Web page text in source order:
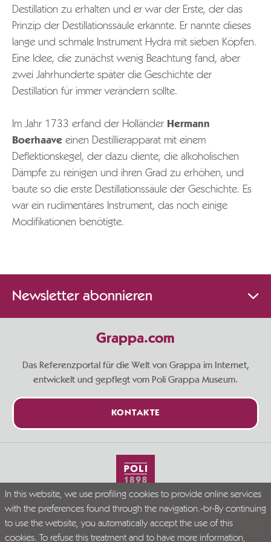
Destillation zu erhalten und er war der Erste, der das
Prinzip der Destillationssäule erkannte. Er nannte dieses
lange und schmale Instrument Hydra mit sieben Köpfen.
Eine Idee, die zunächst wenig Beachtung fand, aber
zwei Jahrhunderte später die Geschichte der
Destillation für immer verändern sollte.
Im Jahr 1733 erfand der Holländer Hermann
Boerhaave einen Destillierapparat mit einem
Deflektionskegel, der dazu diente, die alkoholischen
Dämpfe zu reinigen und ihren Grad zu erhöhen, und
baute so die erste Destillationssäule der Geschichte. Es
war ein rudimentäres Instrument, das noch einige
Modifikationen benötigte.
Newsletter abonnieren
Grappa.com
Das Referenzportal für die Welt von Grappa im Internet,
entwickelt und gepflegt vom Poli Grappa Museum.
KONTAKTE
Live Grappa responsibly
© Grappa.com
P.I. 02723300246
In this website, we use profiling cookies to provide online services
with the preferences found through the navigation.-br-By continuing
to use the website, you automatically accept the use of this
cookies. To refuse this treatment and to have more information,